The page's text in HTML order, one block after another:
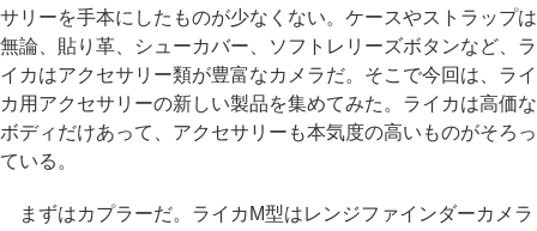
サリーを手本にしたものが少なくない。ケースやストラップは
無論、貼り革、シューカバー、ソフトレリーズボタンなど、ラ
イカはアクセサリー類が豊富なカメラだ。そこで今回は、ライ
カ用アクセサリーの新しい製品を集めてみた。ライカは高価な
ボディだけあって、アクセサリーも本気度の高いものがそろっ
ている。
まずはカプラーだ。ライカM型はレンジファインダーカメラ